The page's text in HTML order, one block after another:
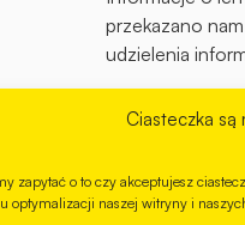
Ciasteczka są
zapytać o to czy akceptujesz
optymalizacji naszej witryny i
przekazano
udzielenia
Warszawyoraz
teraz zależą od